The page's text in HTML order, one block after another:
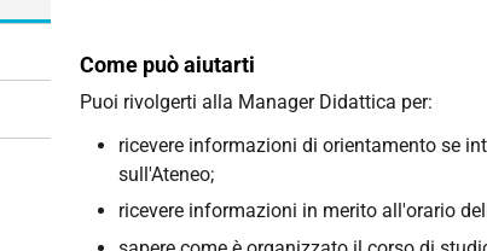
Come può aiutarti
Puoi rivolgerti alla Manager Didattica per:
ricevere informazioni di orientamento se
sull'Ateneo;
ricevere informazioni in merito all'orario